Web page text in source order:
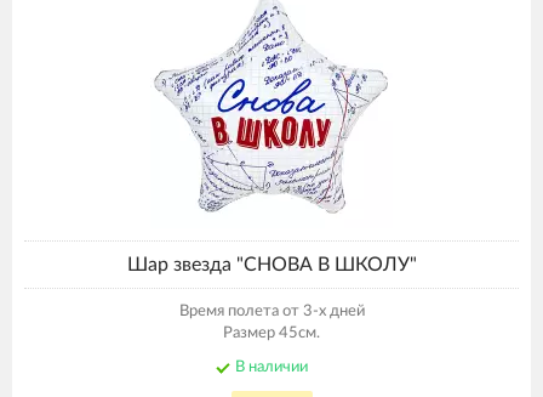
Шар звезда "СНОВА В ШКОЛУ"
Время полета от 3-х дней
Размер 45см.
В наличии